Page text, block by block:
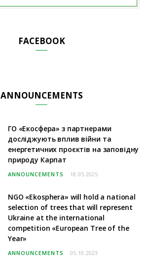
FACEBOOK
ANNOUNCEMENTS
ГО «Екосфера» з партнерами
досліджують вплив війни та
енергетичних проєктів на заповідну
природу Карпат
ANNOUNCEMENTS 18.05.2025
NGO «Ekosphera» will hold a national
selection of trees that will represent
Ukraine at the international
competition «European Tree of the
Year»
ANNOUNCEMENTS 05.10.2023